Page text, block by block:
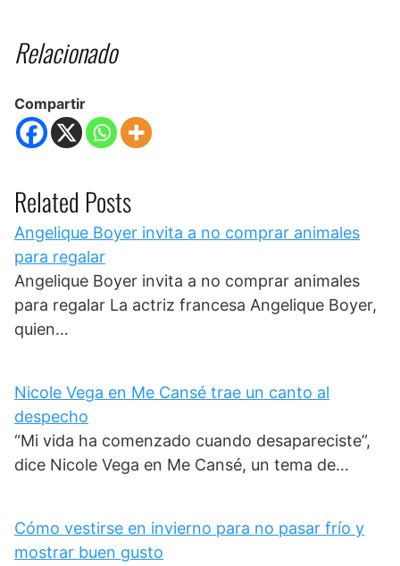
Relacionado
Compartir
Related Posts
Angelique Boyer invita a no comprar animales
para regalar
Angelique Boyer invita a no comprar animales
para regalar La actriz francesa Angelique Boyer,
quien…
Nicole Vega en Me Cansé trae un canto al
despecho
“Mi vida ha comenzado cuando desapareciste”,
dice Nicole Vega en Me Cansé, un tema de…
Cómo vestirse en invierno para no pasar frío y
mostrar buen gusto